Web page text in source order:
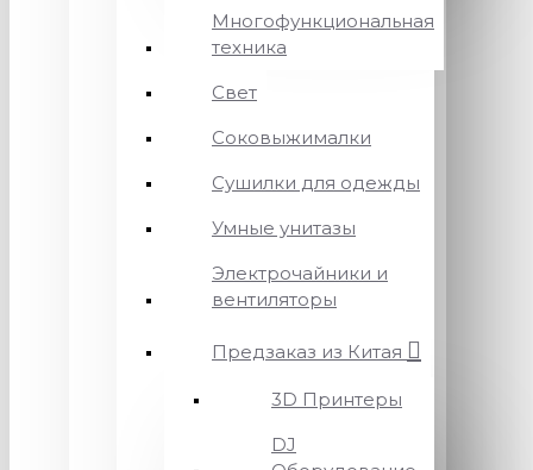
Многофункциональная
техника
Свет
Соковыжималки
Сушилки для одежды
Умные унитазы
Электрочайники и
вентиляторы
Предзаказ из Китая
3D Принтеры
DJ